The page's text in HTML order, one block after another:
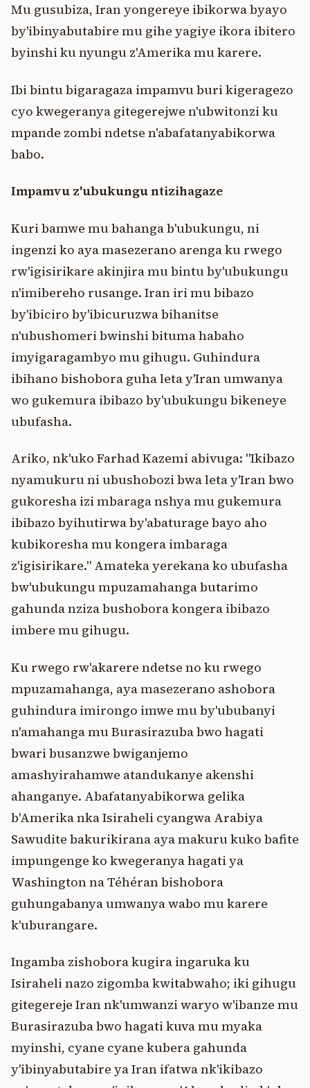
Mu gusubiza, Iran yongereye ibikorwa byayo
by'ibinyabutabire mu gihe yagiye ikora ibitero
byinshi ku nyungu z'Amerika mu karere.
Ibi bintu bigaragaza impamvu buri kigeragezo
cyo kwegeranya gitegerejwe n'ubwitonzi ku
mpande zombi ndetse n'abafatanyabikorwa
babo.
Impamvu z'ubukungu ntizihagaze
Kuri bamwe mu bahanga b'ubukungu, ni
ingenzi ko aya masezerano arenga ku rwego
rw'igisirikare akinjira mu bintu by'ubukungu
n'imibereho rusange. Iran iri mu bibazo
by'ibiciro by'ibicuruzwa bihanitse
n'ubushomeri bwinshi bituma habaho
imyigaragambyo mu gihugu. Guhindura
ibihano bishobora guha leta y'Iran umwanya
wo gukemura ibibazo by'ubukungu bikeneye
ubufasha.
Ariko, nk'uko Farhad Kazemi abivuga: "Ikibazo
nyamukuru ni ubushobozi bwa leta y'Iran bwo
gukoresha izi mbaraga nshya mu gukemura
ibibazo byihutirwa by'abaturage bayo aho
kubikoresha mu kongera imbaraga
z'igisirikare." Amateka yerekana ko ubufasha
bw'ubukungu mpuzamahanga butarimo
gahunda nziza bushobora kongera ibibazo
imbere mu gihugu.
Ku rwego rw'akarere ndetse no ku rwego
mpuzamahanga, aya masezerano ashobora
guhindura imirongo imwe mu by'ububanyi
n'amahanga mu Burasirazuba bwo hagati
bwari busanzwe bwiganjemo
amashyirahamwe atandukanye akenshi
ahanganye. Abafatanyabikorwa gelika
b'Amerika nka Isiraheli cyangwa Arabiya
Sawudite bakurikirana aya makuru kuko bafite
impungenge ko kwegeranya hagati ya
Washington na Téhéran bishobora
guhungabanya umwanya wabo mu karere
k'uburangare.
Ingamba zishobora kugira ingaruka ku
Isiraheli nazo zigomba kwitabwaho; iki gihugu
gitegereje Iran nk'umwanzi waryo w'ibanze mu
Burasirazuba bwo hagati kuva mu myaka
myinshi, cyane cyane kubera gahunda
y'ibinyabutabire ya Iran ifatwa nk'ikibazo